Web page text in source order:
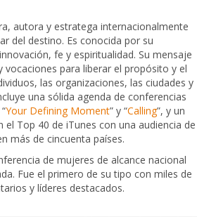
autora y estratega internacionalmente
del destino. Es conocida por su
fe y espiritualidad. Su mensaje
vocaciones para liberar el propósito y el
las organizaciones, las ciudades y
una sólida agenda de conferencias
Your Defining Moment” y “Calling”, y un
el Top 40 de iTunes con una audiencia de
más de cincuenta países.
de mujeres de alcance nacional
Fue el primero de su tipo con miles de
y líderes destacados.